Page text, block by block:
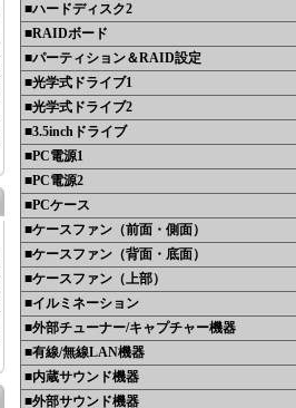
■ハードディスク2
■RAIDボード
■パーティション＆RAID設定
■光学式ドライブ1
■光学式ドライブ2
■3.5inchドライブ
■PC電源1
■PC電源2
■PCケース
■ケースファン（前面・側面）
■ケースファン（背面・底面）
■ケースファン（上部）
■イルミネーション
■外部チューナー/キャプチャー機器
■有線/無線LAN機器
■内蔵サウンド機器
■外部サウンド機器